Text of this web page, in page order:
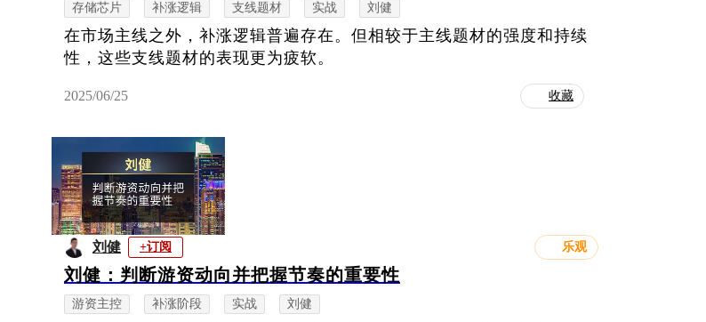
存储芯片 补涨逻辑 支线题材 实战 刘健
在市场主线之外，补涨逻辑普遍存在。但相较于主线题材的强度和持续
性，这些支线题材的表现更为疲软。
2025/06/25 收藏
刘健 +订阅 乐观
刘健：判断游资动向并把握节奏的重要性
游资主控 补涨阶段 实战 刘健